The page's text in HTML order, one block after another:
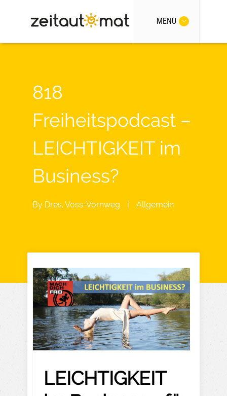
MENU
818
Freiheitspodcast –
LEICHTIGKEIT im
Business?
By Dres. Voss-Vornweg Allgemein
LEICHTIGKEIT